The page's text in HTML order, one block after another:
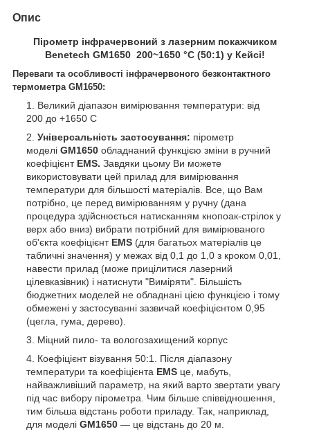
Опис
Пірометр інфрачервоний з лазерним покажчиком
Benetech GM1650 200~1650 °C (50:1) у Кейсі!
Переваги та особливості інфрачервоного безконтактного
термометра GM1650:
Великий діапазон вимірювання температури: від
200 до +1650 С
Універсальність застосування: пірометр
моделі GM1650 обладнаний функцією зміни в ручний
коефіцієнт EMS. Завдяки цьому Ви можете
використовувати цей прилад для вимірювання
температури для більшості матеріалів. Все, що Вам
потрібно, це перед вимірюванням у ручну (дана
процедура здійснюється натисканням кнопоак-стрілок у
верх або вниз) вибрати потрібний для вимірюваного
об'єкта коефіцієнт EMS (для багатьох матеріалів це
табличні значення) у межах від 0,1 до 1,0 з кроком 0,01,
навести прилад (може прицілитися лазерний
цілевказівник) і натиснути "Виміряти". Більшість
бюджетних моделей не обладнані цією функцією і тому
обмежені у застосуванні зазвичай коефіцієнтом 0,95
(цегла, гума, дерево).
Міцний пило- та вологозахищений корпус
Коефіцієнт візування 50:1. Після діапазону
температури та коефіцієнта EMS це, мабуть,
найважливіший параметр, на який варто звертати увагу
під час вибору пірометра. Чим більше співвідношення,
тим більша відстань роботи приладу. Так, наприклад,
для моделі GM1650 — це відстань до 20 м.